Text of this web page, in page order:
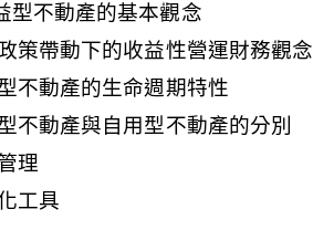
不動產的基本觀念
策帶動下的收益性營運財務觀念
不動產的生命週期特性
不動產與自用型不動產的分別
理
工具